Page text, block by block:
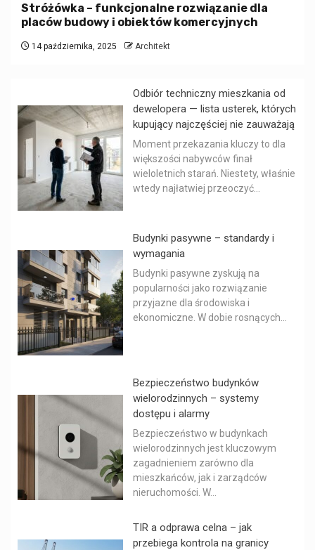
Stróżówka – funkcjonalne rozwiązanie dla
placów budowy i obiektów komercyjnych
14 października, 2025 Architekt
Odbiór techniczny mieszkania od
dewelopera — lista usterek, których
kupujący najczęściej nie zauważają
Moment przekazania kluczy to dla
większości nabywców finał
wieloletnich starań. Niestety, właśnie
wtedy najłatwiej przeoczyć...
Budynki pasywne – standardy i
wymagania
Budynki pasywne zyskują na
popularności jako rozwiązanie
przyjazne dla środowiska i
ekonomiczne. W dobie rosnących...
Bezpieczeństwo budynków
wielorodzinnych – systemy
dostępu i alarmy
Bezpieczeństwo w budynkach
wielorodzinnych jest kluczowym
zagadnieniem zarówno dla
mieszkańców, jak i zarządców
nieruchomości. W...
TIR a odprawa celna – jak
przebiega kontrola na granicy